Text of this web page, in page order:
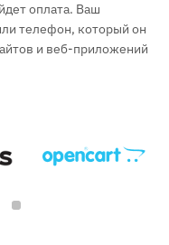
оплата. Ваш
телефон, который он
и веб-приложений